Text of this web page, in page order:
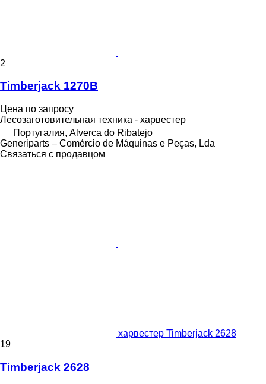
2
Timberjack 1270B
Цена по запросу
Лесозаготовительная техника - харвестер
Португалия, Alverca do Ribatejo
Generiparts – Comércio de Máquinas e Peças, Lda
Связаться с продавцом
харвестер Timberjack 2628
19
Timberjack 2628